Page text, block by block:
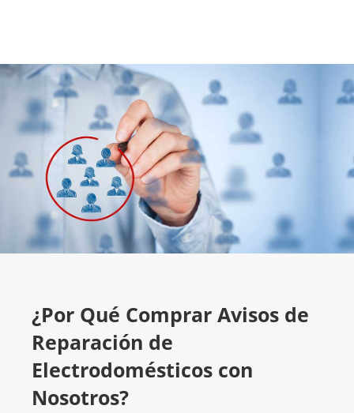
¿Por Qué Comprar Avisos de
Reparación de
Electrodomésticos con
Nosotros?